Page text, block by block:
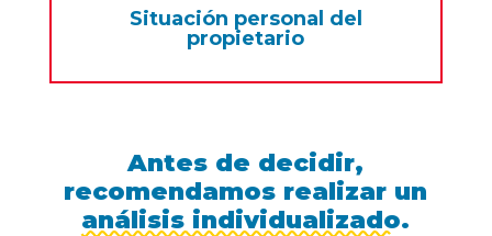
Situación personal del
propietario
Antes de decidir,
recomendamos realizar un
análisis individualizado.